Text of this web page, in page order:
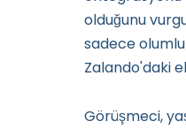
olduğunu
sadece
Zalando'daki
Görüşmeci,